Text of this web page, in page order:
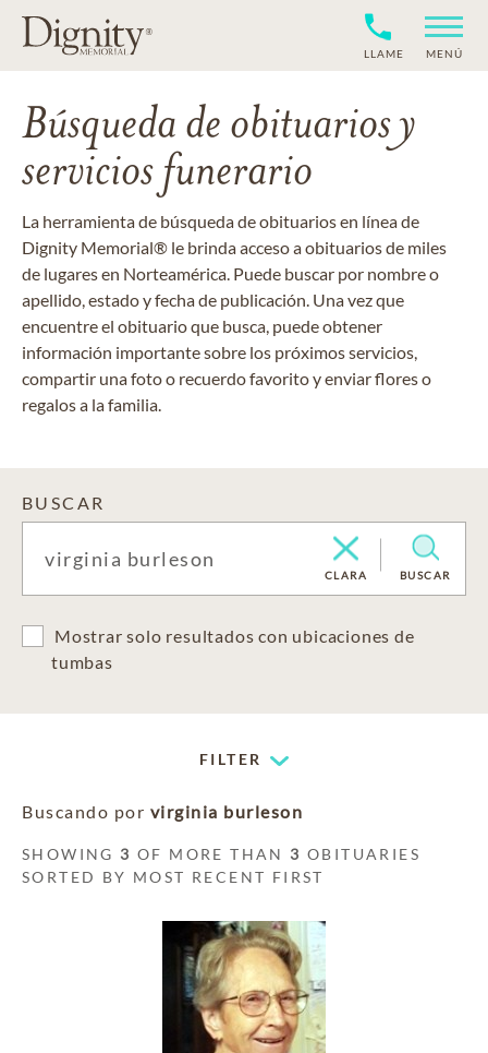
LLAME MENÚ
Búsqueda de obituarios y
servicios funerario
La herramienta de búsqueda de obituarios en línea de
Dignity Memorial® le brinda acceso a obituarios de miles
de lugares en Norteamérica. Puede buscar por nombre o
apellido, estado y fecha de publicación. Una vez que
encuentre el obituario que busca, puede obtener
información importante sobre los próximos servicios,
compartir una foto o recuerdo favorito y enviar flores o
regalos a la familia.
BUSCAR
CLARA BUSCAR
Mostrar solo resultados con ubicaciones de
tumbas
FILTER
Buscando por virginia burleson
SHOWING 3 OF MORE THAN 3 OBITUARIES
SORTED BY MOST RECENT FIRST